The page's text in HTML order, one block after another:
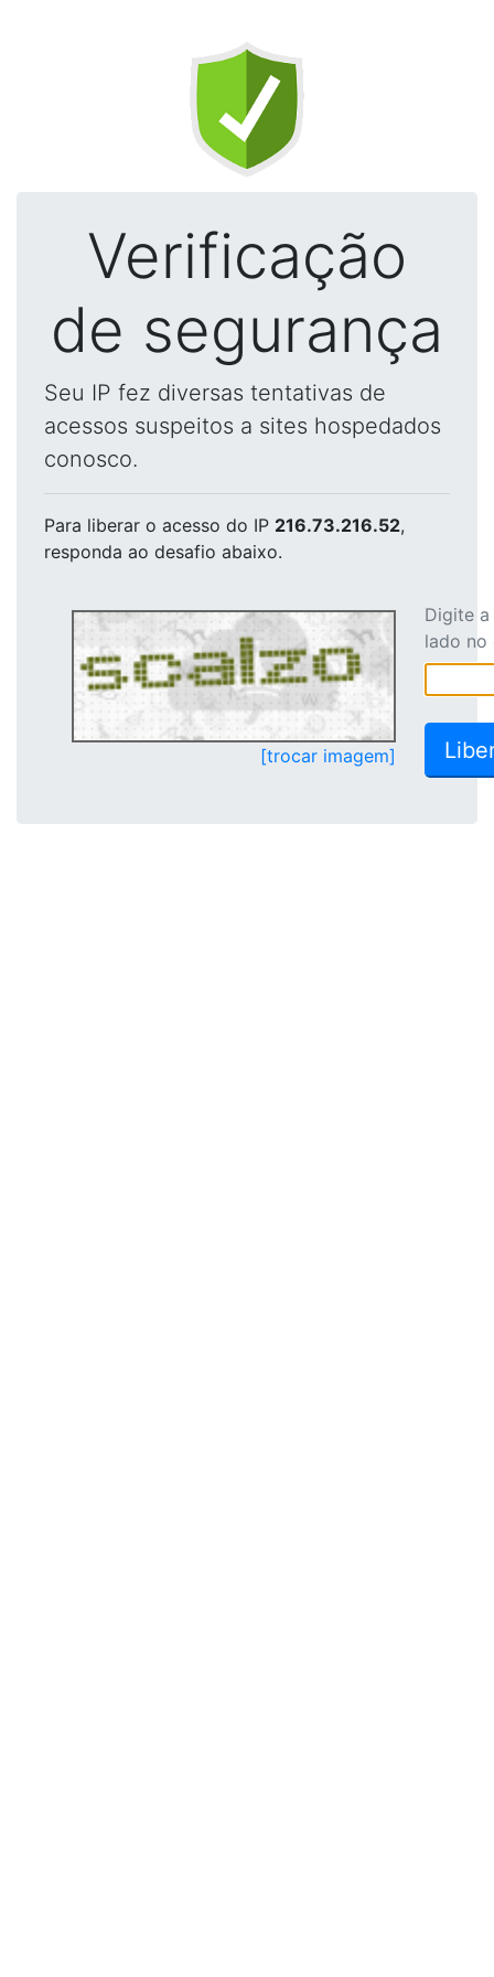
Verificação
de segurança
Seu IP fez diversas tentativas de
acessos suspeitos a sites hospedados
conosco.
Para liberar o acesso do IP 216.73.216.52,
responda ao desafio abaixo.
[trocar imagem]
Digite
lado no